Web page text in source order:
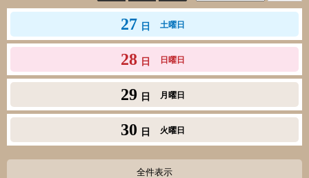
27 日 土曜日
28 日 日曜日
29 日 月曜日
30 日 火曜日
全件表示